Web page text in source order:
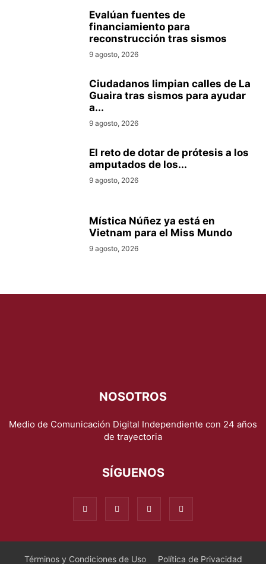
Evalúan fuentes de
financiamiento para
reconstrucción tras sismos
9 agosto, 2026
Ciudadanos limpian calles de La
Guaira tras sismos para ayudar
a...
9 agosto, 2026
El reto de dotar de prótesis a los
amputados de los...
9 agosto, 2026
Mística Núñez ya está en
Vietnam para el Miss Mundo
9 agosto, 2026
NOSOTROS
Medio de Comunicación Digital Independiente con 24 años
de trayectoria
SÍGUENOS
Términos y Condiciones de Uso Política de Privacidad